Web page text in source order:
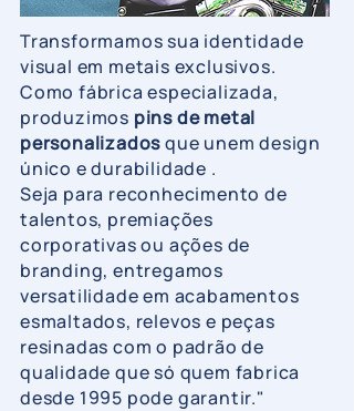
Transformamos sua identidade
visual em metais exclusivos.
Como fábrica especializada,
produzimos pins de metal
personalizadosque unem design
único e durabilidade .
Seja para reconhecimento de
talentos, premiações
corporativas ou ações de
branding, entregamos
versatilidade em acabamentos
esmaltados, relevos e peças
resinadas com o padrão de
qualidade que só quem fabrica
desde 1995 pode garantir."